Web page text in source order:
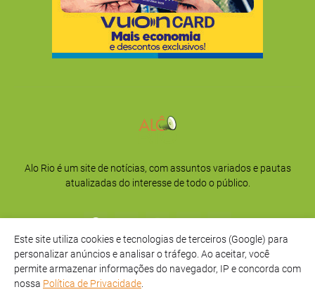
Alo Rio é um site de notícias, com assuntos variados e pautas
atualizadas do interesse de todo o público.
Início Sobre
Este site utiliza cookies e tecnologias de terceiros (Google) para
personalizar anúncios e analisar o tráfego. Ao aceitar, você
permite armazenar informações do navegador, IP e concorda com
nossa Política de Privacidade